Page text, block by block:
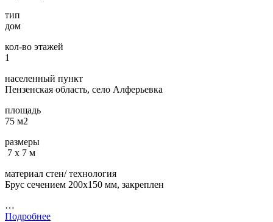
тип
дом
кол-во этажей
1
населенный пункт
Пензенская область, село Алферьевка
площадь
75 м2
размеры
7 х 7 м
материал стен/ технология
Брус сечением 200х150 мм, закреплен
…
Подробнее